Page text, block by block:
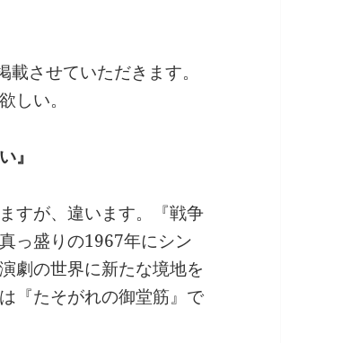
させていただきます。
しい。
』
すが、違います。『戦争
っ盛りの1967年にシン
劇の世界に新たな境地を
『たそがれの御堂筋』で